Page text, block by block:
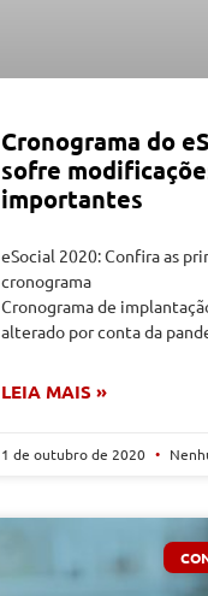
Cronograma do
sofre
importantes
eSocial 2020: Confira as
cronograma
Cronograma de
alterado por conta da
LEIA MAIS »
1 de outubro de 2020